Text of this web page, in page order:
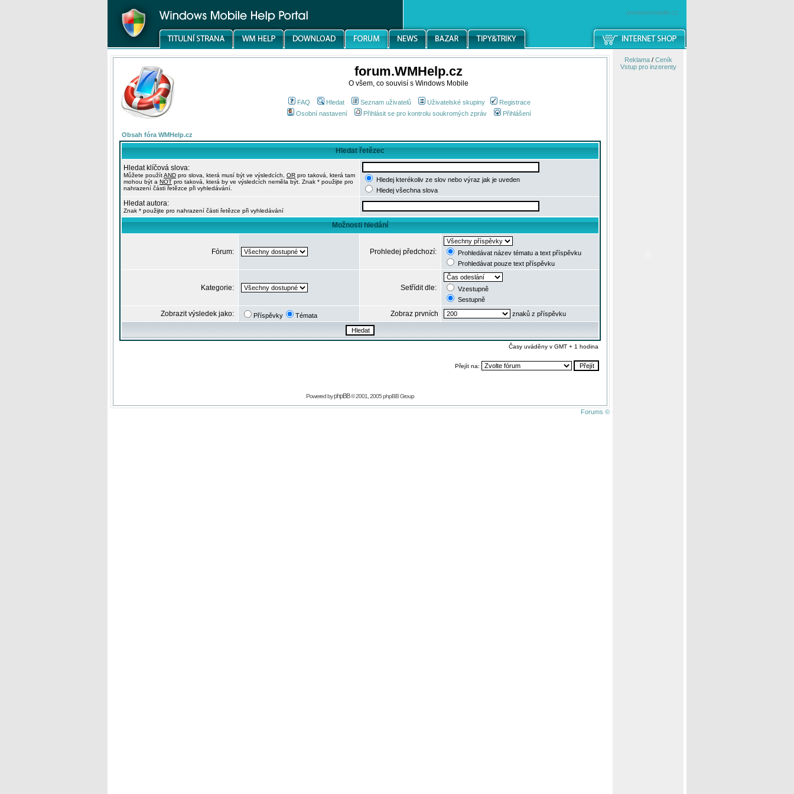
windowsmobile.cz
forum.WMHelp.cz
O všem, co souvisí s Windows Mobile
FAQ Hledat Seznam uživatelů Uživatelské skupiny
Registrace
Osobní nastavení
Přihlásit se pro kontrolu soukromých zpráv Přihlášení
Obsah fóra WMHelp.cz
Hledat řetězec
Hledat klíčová slova:
Můžete použítAND pro slova, která musí být ve výsledcích, OR pro taková, která tam
mohou být a NOT pro taková, která by ve výsledcích neměla být. Znak * použijte pro
nahrazení části řetězce při vyhledávání.
Hledej kterékoliv ze slov nebo výraz jak je uveden
Hledej všechna slova
Hledat autora:
Znak * použijte pro nahrazení části řetězce při vyhledávání
Možnosti hledání
Fórum: Prohledej předchozí:
Prohledávat název tématu a text příspěvku
Prohledávat pouze text příspěvku
Kategorie: Setřídit dle:
Vzestupně
Sestupně
Zobrazit výsledek jako: Příspěvky Témata Zobraz prvních znaků z příspěvku
Časy uváděny v GMT + 1 hodina
Přejít na:
Powered byphpBB© 2001, 2005 phpBB Group
Forums ©
Reklama/ Ceník
Vstup pro inzerenty